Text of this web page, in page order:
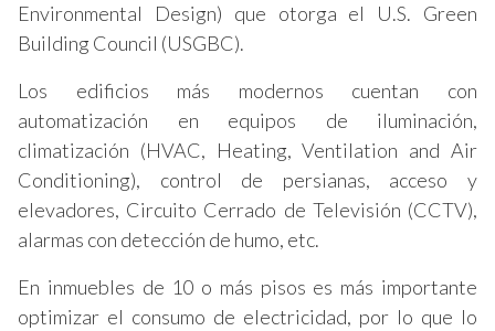
Environmental Design) que otorga el U.S. Green
Building Council (USGBC).
Los edificios más modernos cuentan con
automatización en equipos de iluminación,
climatización (HVAC, Heating, Ventilation and Air
Conditioning), control de persianas, acceso y
elevadores, Circuito Cerrado de Televisión (CCTV),
alarmas con detección de humo, etc.
En inmuebles de 10 o más pisos es más importante
optimizar el consumo de electricidad, por lo que lo